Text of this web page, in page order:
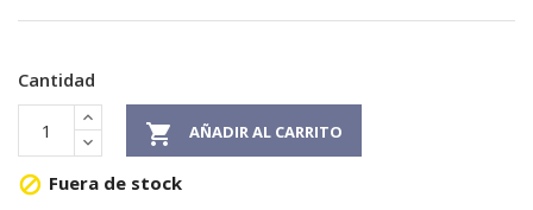
Cantidad
 AÑADIR AL CARRITO
 Fuera de stock